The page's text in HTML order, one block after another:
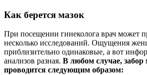
Как берется мазок
При посещении гинеколога врач может
несколько исследований. Ощущения
приблизительно одинаковые, а вот
анализов разная. В любом случае, забор
проводится следующим образом: